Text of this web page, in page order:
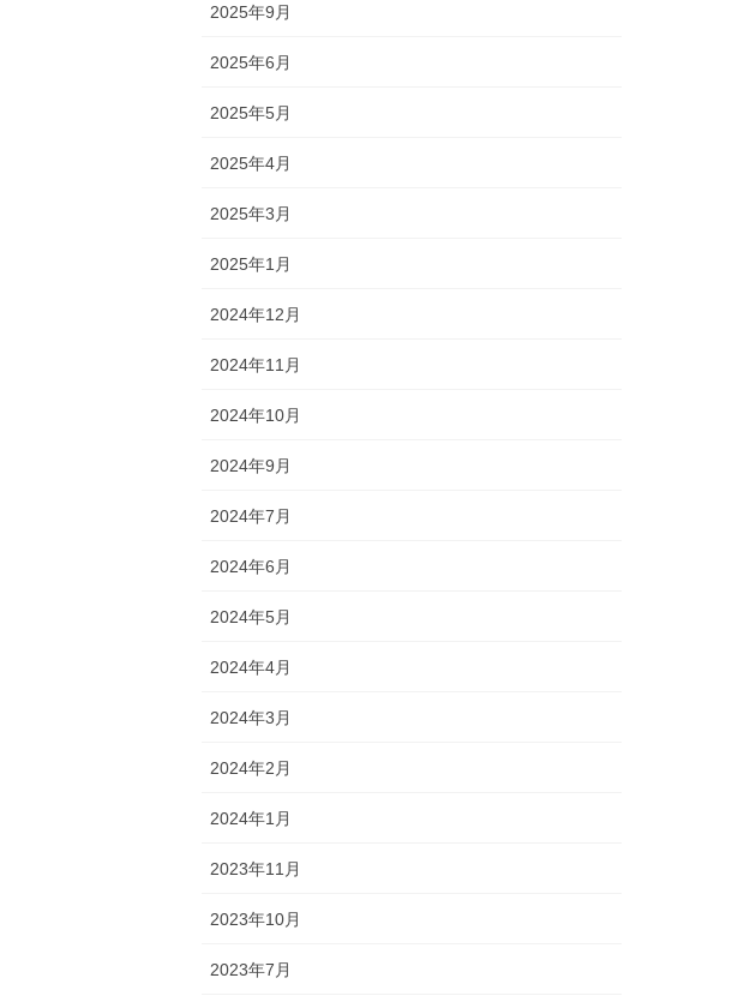
2025年9月
2025年6月
2025年5月
2025年4月
2025年3月
2025年1月
2024年12月
2024年11月
2024年10月
2024年9月
2024年7月
2024年6月
2024年5月
2024年4月
2024年3月
2024年2月
2024年1月
2023年11月
2023年10月
2023年7月